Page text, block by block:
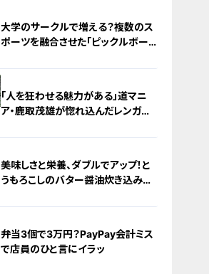
大学のサークルで増える？複数のス
ポーツを融合させた「ピックルボー
「人を狂わせる魅力がある」道マニ
ア・鹿取茂雄が惚れ込んだレンガの
美味しさと栄養、ダブルでアップ！と
うもろこしのバター醤油炊き込みご
弁当3個で3万円？PayPay会計ミス
で店員のひと言にイラッ